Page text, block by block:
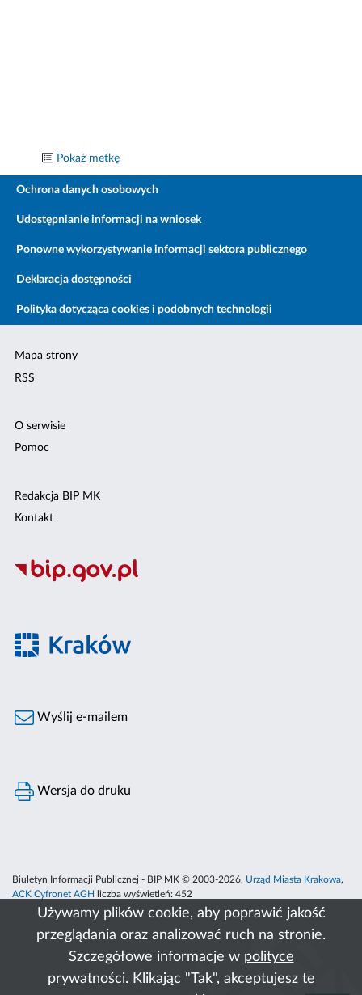
Używamy plików cookie, aby poprawić jakość
przeglądania oraz analizować ruch na stronie.
Szczegółowe informacje w polityce
prywatności. Klikając "Tak", akceptujesz te
Pokaż metkę
Ochrona danych osobowych
Udostępnianie informacji na wniosek
Ponowne wykorzystywanie informacji sektora publicznego
Deklaracja dostępności
Polityka dotycząca cookies i podobnych technologii
Mapa strony
RSS
O serwisie
Pomoc
Redakcja BIP MK
Kontakt
Wyślij e-mailem
Wersja do druku
Biuletyn Informacji Publicznej - BIP MK © 2003-2026, Urząd Miasta Krakowa,
ACK Cyfronet AGH
liczba wyświetleń: 452